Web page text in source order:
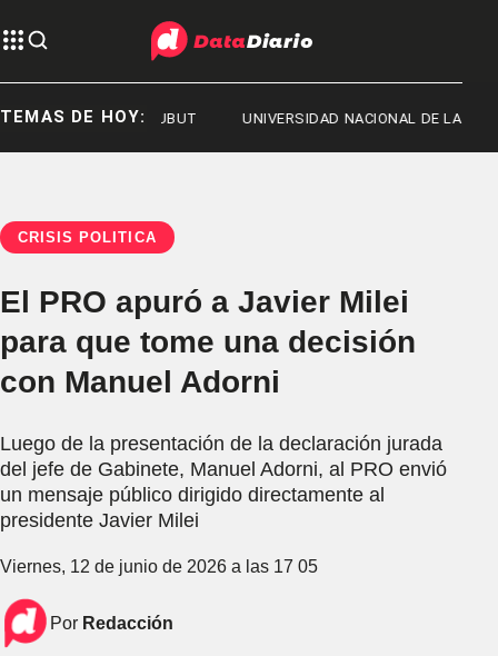
TEMAS DE HOY:
2026 CHUBUT UNIVERSIDAD NACIONAL DE LA PLATA
CRISIS POLÍTICA
El PRO apuró a Javier Milei
para que tome una decisión
con Manuel Adorni
Luego de la presentación de la declaración jurada
del jefe de Gabinete, Manuel Adorni, al PRO envió
un mensaje público dirigido directamente al
presidente Javier Milei
Viernes, 12 de junio de 2026 a las 17 05
Por Redacción